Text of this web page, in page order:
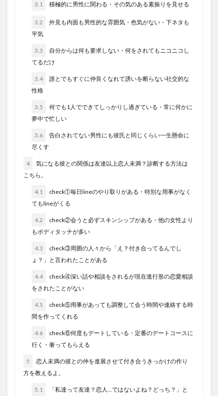
3.1 積極的に男性に関わる・その気のある素振りを見せる
3.2
外見も内面も男性的な雰囲気・色気がない・下ネタも
平気
3.3
自分からは何も要求しない・何をされてもニコニコし
てるだけ
3.4
誰とでもすぐに仲良くなれて誘いを断らない社交的な
性格
3.5
何でも1人でできてしっかりし過ぎている・常に何かに
夢中で忙しい
3.6
告白されてない男性にも彼氏と同じくらい一生懸命に
尽くす
4
気になる彼との関係は友達以上恋人未満？診断する方法は
こちら。
4.1
check①毎日lineのやり取りがある・特別な用事がなく
てもlineがくる
4.2
check②会うと必ずスキンシップがある・他の女性より
もボディタッチが多い
4.3
check③周囲の人々から「え？付き合ってるんでし
ょ？」と言われたことがある
4.4
check④深い話や相談をされるが現在進行形の恋愛相談
をされたことがない
4.5
check⑤用事があっても調整して会う時間や連絡する時
間を作ってくれる
4.6
check⑥何度もデートしている・定番のデートコースに
行く・奢ってもらえる
5
恋人未満の彼との仲を進展させて付き合うきっかけの作り
方を教えるよ。
5.1 「私達って友達？恋人…ではないよね？どっち？」と